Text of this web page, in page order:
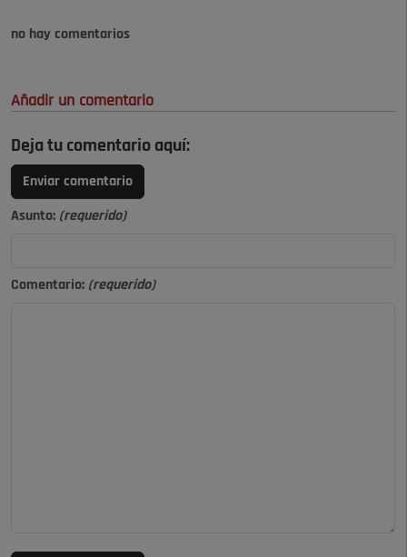
no hay comentarios
Añadir un comentario
Deja tu comentario aquí:
Enviar comentario
Asunto: (requerido)
Comentario: (requerido)